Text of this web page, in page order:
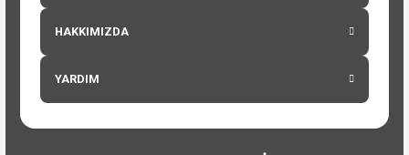
HAKKIMIZDA
YARDIM